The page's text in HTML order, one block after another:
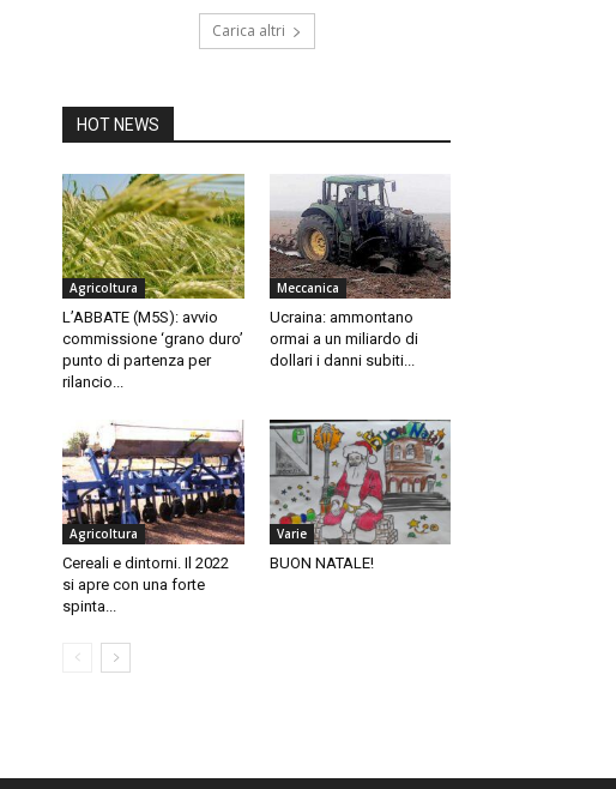
Carica altri
HOT NEWS
Agricoltura
L’ABBATE (M5S): avvio
commissione ‘grano duro’
punto di partenza per
rilancio...
Meccanica
Ucraina: ammontano
ormai a un miliardo di
dollari i danni subiti...
Agricoltura
Cereali e dintorni. Il 2022
si apre con una forte
spinta...
Varie
BUON NATALE!